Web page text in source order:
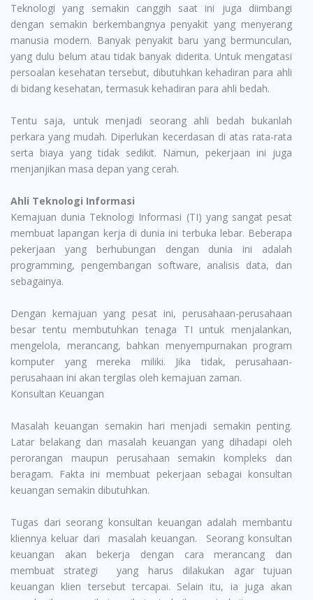
Teknologi yang semakin canggih saat ini juga diimbangi
dengan semakin berkembangnya penyakit yang menyerang
manusia modern. Banyak penyakit baru yang bermunculan,
yang dulu belum atau tidak banyak diderita. Untuk mengatasi
persoalan kesehatan tersebut, dibutuhkan kehadiran para ahli
di bidang kesehatan, termasuk kehadiran para ahli bedah.
Tentu saja, untuk menjadi seorang ahli bedah bukanlah
perkara yang mudah. Diperlukan kecerdasan di atas rata-rata
serta biaya yang tidak sedikit. Namun, pekerjaan ini juga
menjanjikan masa depan yang cerah.
Ahli Teknologi Informasi
Kemajuan dunia Teknologi Informasi (TI) yang sangat pesat
membuat lapangan kerja di dunia ini terbuka lebar. Beberapa
pekerjaan yang berhubungan dengan dunia ini adalah
programming, pengembangan software, analisis data, dan
sebagainya.
Dengan kemajuan yang pesat ini, perusahaan-perusahaan
besar tentu membutuhkan tenaga TI untuk menjalankan,
mengelola, merancang, bahkan menyempurnakan program
komputer yang mereka miliki. Jika tidak, perusahaan-
perusahaan ini akan tergilas oleh kemajuan zaman.
Konsultan Keuangan
Masalah keuangan semakin hari menjadi semakin penting.
Latar belakang dan masalah keuangan yang dihadapi oleh
perorangan maupun perusahaan semakin kompleks dan
beragam. Fakta ini membuat pekerjaan sebagai konsultan
keuangan semakin dibutuhkan.
Tugas dari seorang konsultan keuangan adalah membantu
kliennya keluar dari masalah keuangan. Seorang konsultan
keuangan akan bekerja dengan cara merancang dan
membuat strategi yang harus dilakukan agar tujuan
keuangan klien tersebut tercapai. Selain itu, ia juga akan